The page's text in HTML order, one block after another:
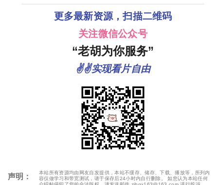
更多最新资源，扫描二维码
关注微信公众号
“老胡为你服务”
✌✌实现看片自由
声明：
本站所有资源均由网友自发提供，本站不缓存、储存、下载、播放等，所列内
容仅做学习和带宽测试，请于保存后24小时内自行删除。 如您认为本站任何